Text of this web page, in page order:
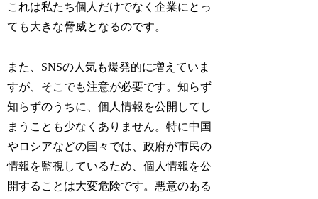
これは私たち個人だけでなく企業にとっ
ても大きな脅威となるのです。
また、SNSの人気も爆発的に増えていま
すが、そこでも注意が必要です。知らず
知らずのうちに、個人情報を公開してし
まうことも少なくありません。特に中国
やロシアなどの国々では、政府が市民の
情報を監視しているため、個人情報を公
開することは大変危険です。悪意のある